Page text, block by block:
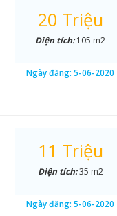
20 Triệu
Diện tích:105 m2
Ngày đăng:5-06-2020
11 Triệu
Diện tích:35 m2
Ngày đăng:5-06-2020